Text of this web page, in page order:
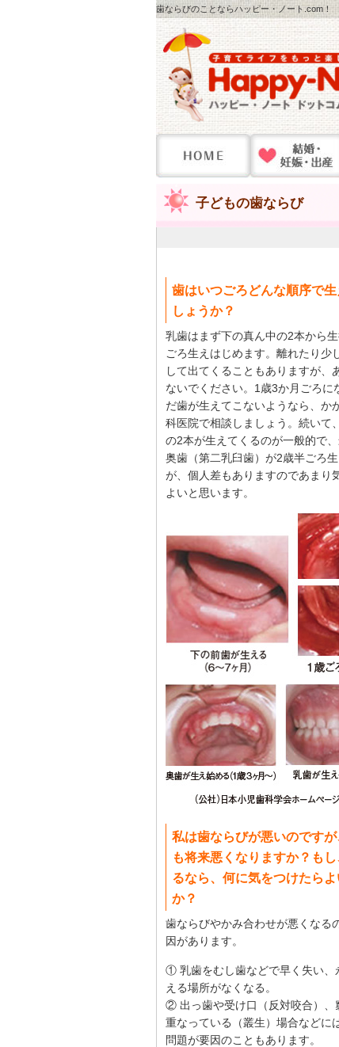
歯ならびのことならハッピー・ノート.com！
子どもの歯ならび
歯はいつごろどんな順序で
しょうか？
乳歯はまず下の真ん中の2本から
ごろ生えはじめます。離れたり少
して出てくることもありますが、
ないでください。1歳3か月ごろに
だ歯が生えてこないようなら、か
科医院で相談しましょう。続いて
の2本が生えてくるのが一般的で
奥歯（第二乳臼歯）が2歳半ごろ
が、個人差もありますのであまり
よいと思います。
私は歯ならびが悪いのですが
も将来悪くなりますか？も
るなら、何に気をつけたら
か？
歯ならびやかみ合わせが悪くなる
因があります。
① 乳歯をむし歯などで早く失い、
える場所がなくなる。
② 出っ歯や受け口（反対咬合）、
重なっている（叢生）場合などに
問題が要因のこともあります。